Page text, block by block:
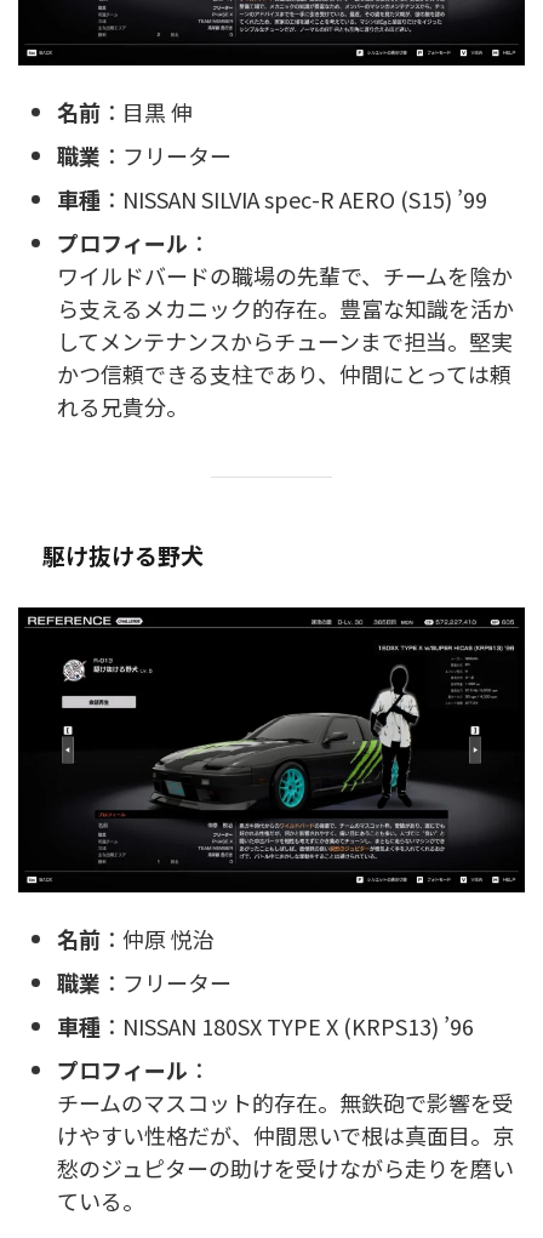
名前 ：目黒 伸
職業 ：フリーター
車種 ：NISSAN SILVIA spec-R AERO (S15) ’99
プロフィール ：
ワイルドバードの職場の先輩で、チームを陰か
ら支えるメカニック的存在。豊富な知識を活か
してメンテナンスからチューンまで担当。堅実
かつ信頼できる支柱であり、仲間にとっては頼
れる兄貴分。
駆け抜ける野犬
名前 ：仲原 悦治
職業 ：フリーター
車種 ：NISSAN 180SX TYPE X (KRPS13) ’96
プロフィール ：
チームのマスコット的存在。無鉄砲で影響を受
けやすい性格だが、仲間思いで根は真面目。京
愁のジュピターの助けを受けながら走りを磨い
ている。